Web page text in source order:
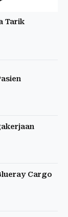
Tarik
Cargo